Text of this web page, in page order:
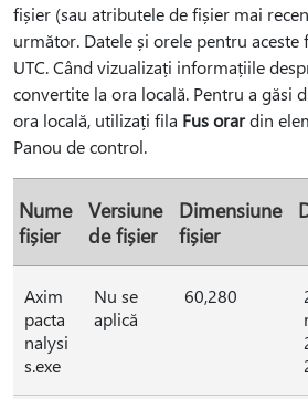
fișier (sau atributele de fișier mai
următor. Datele și orele pentru aceste
UTC. Când vizualizați informațiile
convertite la ora locală. Pentru a găsi
ora locală, utilizați fila Fus orardin
Panou de control.
Nume
fișier
Versiune
de fișier
Dimensiune
fișier
Axim
pacta
nalysi
s.exe
Nu se
aplică
60,280